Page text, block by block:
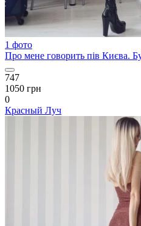
1 фото
Про мене говорить пів Києва.
747
1050 грн
0
Красный Луч